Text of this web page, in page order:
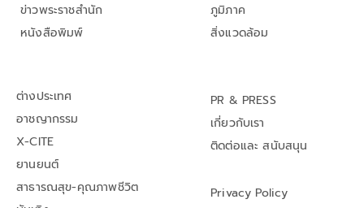
ข่าวพระราชสำนัก
หนังสือพิมพ์
ภูมิภาค
สิ่งแวดล้อม
ต่างประเทศ
อาชญากรรม
X-CITE
ยานยนต์
สาธารณสุข-คุณภาพชีวิต
PR & PRESS
เกี่ยวกับเรา
ติดต่อและ สนับสนุน
Privacy Policy